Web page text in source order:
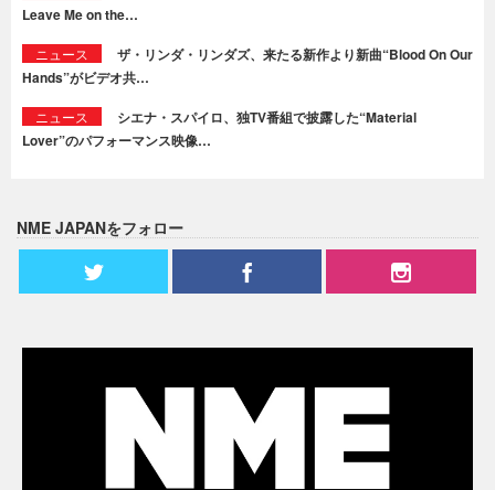
Leave Me on the…
ニュース
ザ・リンダ・リンダズ、来たる新作より新曲“Blood On Our
Hands”がビデオ共…
ニュース
シエナ・スパイロ、独TV番組で披露した“Material
Lover”のパフォーマンス映像…
NME JAPANをフォロー